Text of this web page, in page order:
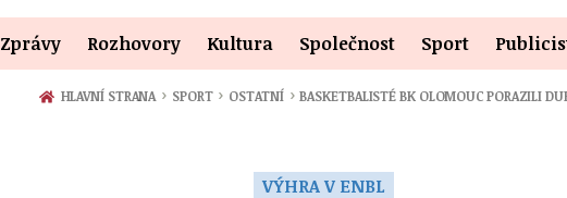
Zprávy Rozhovory Kultura Společnost Sport
HLAVNÍ STRANA › SPORT › OSTATNÍ › BASKETBALISTÉ BK OLOMOUC PORAZILI
VÝHRA V ENBL